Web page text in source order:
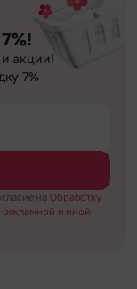
акции!
7%
на Обработку
рекламной и иной